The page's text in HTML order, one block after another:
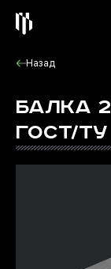
Назад
БАЛКА
ГОСТ/ТУ